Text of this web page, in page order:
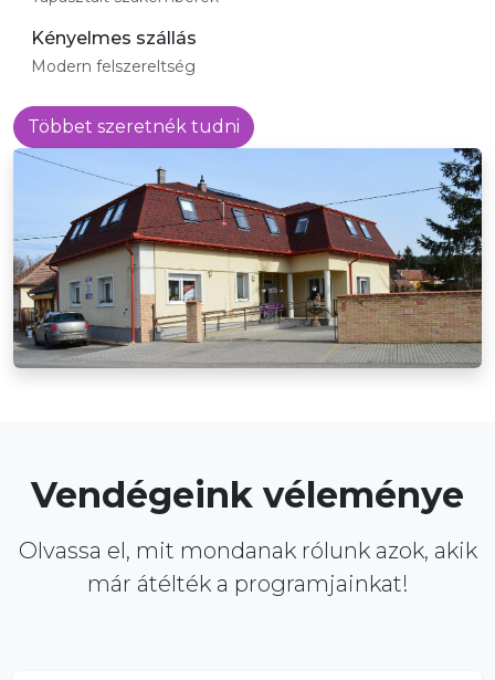
Kényelmes szállás
Modern felszereltség
Többet szeretnék tudni
Vendégeink véleménye
Olvassa el, mit mondanak rólunk azok, akik
már átélték a programjainkat!